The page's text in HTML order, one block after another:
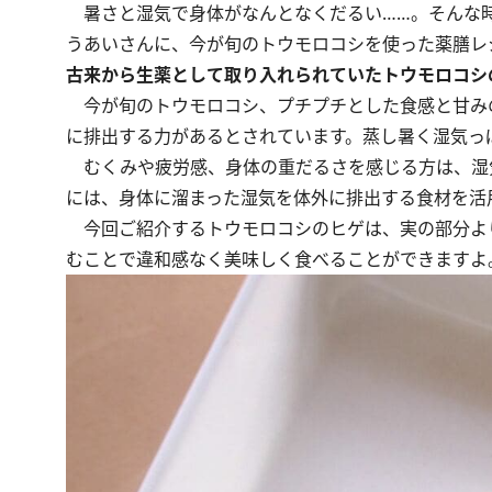
暑さと湿気で身体がなんとなくだるい……。そんな
うあいさんに、今が旬のトウモロコシを使った薬膳
古来から生薬として取り入れられていたトウモロコ
今が旬のトウモロコシ、プチプチとした食感と甘
に排出する力があるとされています。蒸し暑く湿気
むくみや疲労感、身体の重だるさを感じる方は、
には、身体に溜まった湿気を体外に排出する食材を
今回ご紹介するトウモロコシのヒゲは、実の部分
むことで違和感なく美味しく食べることができますよ